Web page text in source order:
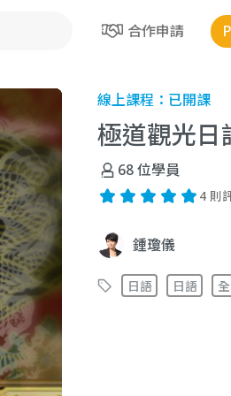
合作申請
線上課程： 已開課
極道觀光日
68位學員
4 則
鍾瓊儀
日語 日語